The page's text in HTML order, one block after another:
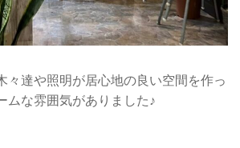
々達や照明が居心地の良い空間を作っ
ムな雰囲気がありました♪